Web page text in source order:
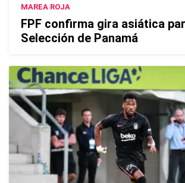
MAREA ROJA
FPF confirma gira asiática
Selección de Panamá